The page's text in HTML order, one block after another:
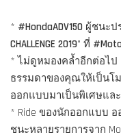
* #HondaADV150 ผู้ชนะป
CHALLENGE 2019" ที่
* ไม่ดูหมองคล้ำอีกต่อไป
ธรรมดาของคุณให้เป็น
ออกแบบมาเป็นพิเศษแล
* Ride ของนักออกแบบ
ชนะหลายรายการจาก